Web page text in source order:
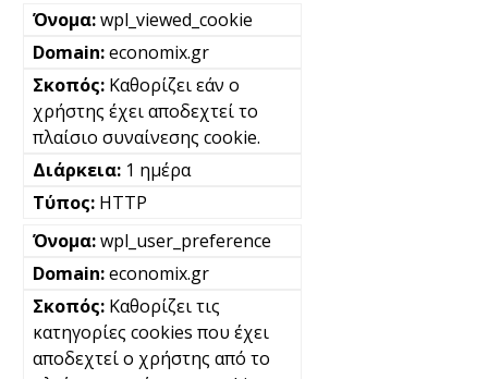
wpl_viewed_cookie
economix.gr
Καθορίζει εάν ο
χρήστης έχει αποδεχτεί το
πλαίσιο συναίνεσης cookie.
1 ημέρα
HTTP
wpl_user_preference
economix.gr
Καθορίζει τις
κατηγορίες cookies που έχει
αποδεχτεί ο χρήστης από το